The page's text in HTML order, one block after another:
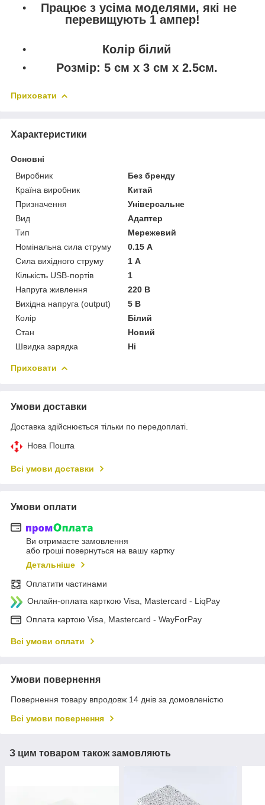
Працює з усіма моделями, які не
перевищують 1 ампер!
Колір білий
Розмір: 5 см x 3 см x 2.5см.
Приховати
Характеристики
Основні
Виробник
Без бренду
Країна виробник
Китай
Призначення
Універсальне
Вид
Адаптер
Тип
Мережевий
Номінальна сила струму
0.15 А
Сила вихідного струму
1 А
Кількість USB-портів
1
Напруга живлення
220 В
Вихідна напруга (output)
5 В
Колір
Білий
Стан
Новий
Швидка зарядка
Ні
Приховати
Умови доставки
Доставка здійснюється тільки по передоплаті.
Нова Пошта
Всі умови доставки
Умови оплати
Ви отримаєте замовлення
або гроші повернуться на вашу картку
Детальніше
Оплатити частинами
Онлайн-оплата карткою Visa, Mastercard - LiqPay
Оплата картою Visa, Mastercard - WayForPay
Всі умови оплати
Умови повернення
Повернення товару впродовж 14 днів за домовленістю
Всі умови повернення
З цим товаром також замовляють